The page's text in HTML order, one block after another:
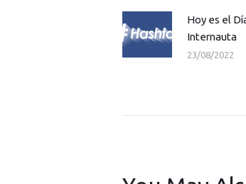
entradasPrevious
post:
Hoy es el
Internauta
23/08/2022